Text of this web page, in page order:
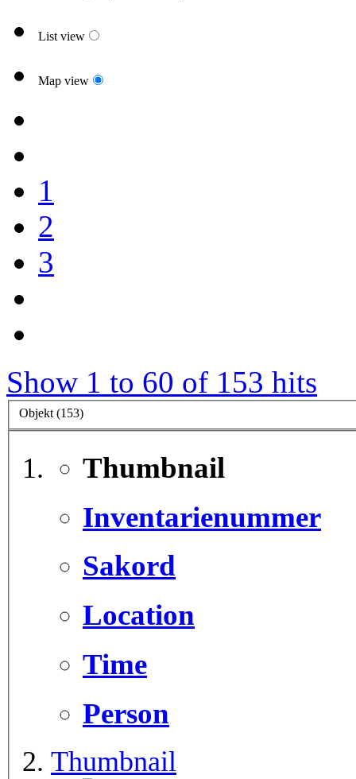
List view
Map view
1
2
3
Show 1 to 60 of 153 hits
Objekt (153)
Thumbnail
Inventarienummer
Sakord
Location
Time
Person
Thumbnail